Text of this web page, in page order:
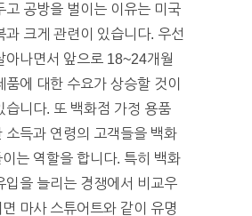
고 공방을 벌이는 이유는 미국
과 크게 관련이 있습니다. 우선
아나면서 앞으로 18~24개월
품에 대한 수요가 상승할 것이
습니다. 또 백화점 가정 용품
소득과 연령의 고객들을 백화
는 역할을 합니다. 특히 백화
입을 늘리는 경쟁에서 비교우
마사 스튜어트와 같이 유명